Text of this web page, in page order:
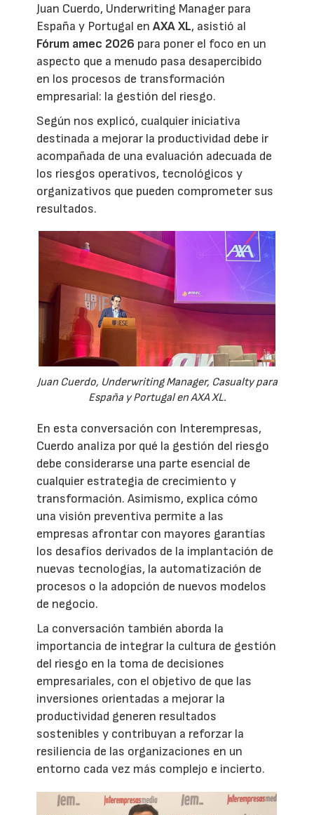
Juan Cuerdo, Underwriting Manager para
España y Portugal enAXA XL, asistió al
Fórum amec 2026 para poner el foco en un
aspecto que a menudo pasa desapercibido
en los procesos de transformación
empresarial: la gestión del riesgo.
Según nos explicó, cualquier iniciativa
destinada a mejorar la productividad debe ir
acompañada de una evaluación adecuada de
los riesgos operativos, tecnológicos y
organizativos que pueden comprometer sus
resultados.
Juan Cuerdo, Underwriting Manager, Casualty para
España y Portugal en AXA XL.
En esta conversación con Interempresas,
Cuerdo analiza por qué la gestión del riesgo
debe considerarse una parte esencial de
cualquier estrategia de crecimiento y
transformación. Asimismo, explica cómo
una visión preventiva permite a las
empresas afrontar con mayores garantías
los desafíos derivados de la implantación de
nuevas tecnologías, la automatización de
procesos o la adopción de nuevos modelos
de negocio.
La conversación también aborda la
importancia de integrar la cultura de gestión
del riesgo en la toma de decisiones
empresariales, con el objetivo de que las
inversiones orientadas a mejorar la
productividad generen resultados
sostenibles y contribuyan a reforzar la
resiliencia de las organizaciones en un
entorno cada vez más complejo e incierto.